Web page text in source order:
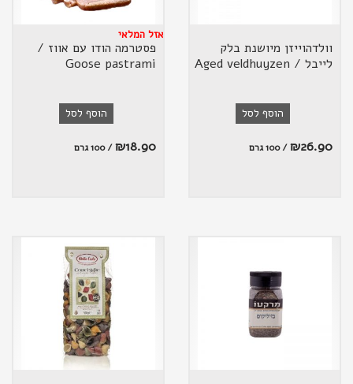
וולדהוייזן מיושנת בלק
לייבל / Aged veldhuyzen
הוסף לסל
₪26.90 / 100 גרם
פסטרמה הודו עם אווז /
Goose pastrami
אזל המלאי
הוסף לסל
₪18.90 / 100 גרם